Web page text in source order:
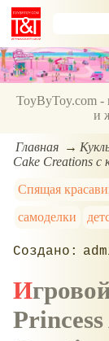
ToyByToy.com -
и
Главная
Cake Creations с
Спящая
самоделки
Игровой набор Disney